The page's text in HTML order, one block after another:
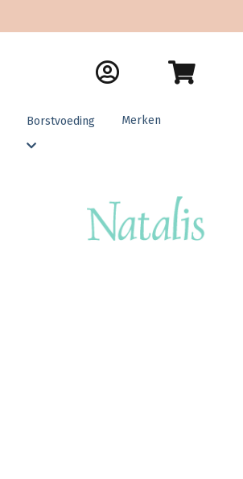
Borstvoeding Merken